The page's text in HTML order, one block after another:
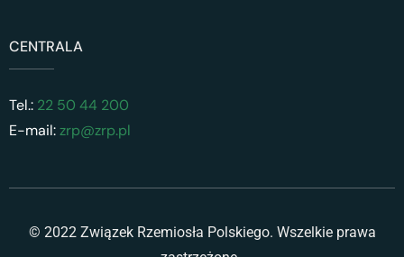
CENTRALA
Tel.: 22 50 44 200
E-mail:zrp@zrp.pl
© 2022 Związek Rzemiosła Polskiego. Wszelkie prawa